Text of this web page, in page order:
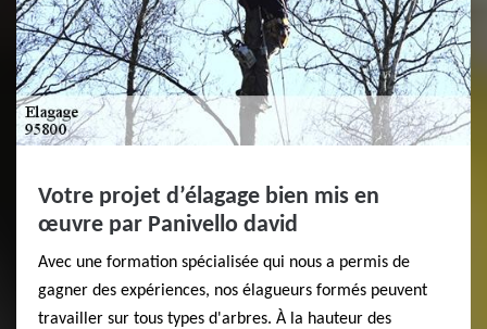
Votre projet d’élagage bien mis en
œuvre par Panivello david
Avec une formation spécialisée qui nous a permis de
gagner des expériences, nos élagueurs formés peuvent
travailler sur tous types d'arbres. À la hauteur des